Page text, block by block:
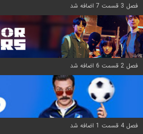
فصل 3 قسمت 7 اضافه شد
فصل 2 قسمت 6 اضافه شد
فصل 4 قسمت 1 اضافه شد